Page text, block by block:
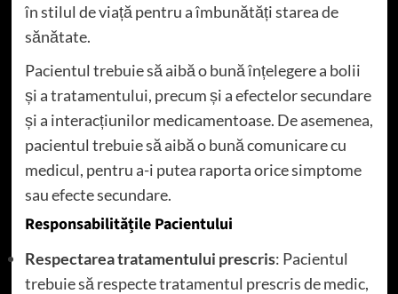
în stilul de viață pentru a îmbunătăți starea de
sănătate.
Pacientul trebuie să aibă o bună înțelegere a bolii
și a tratamentului, precum și a efectelor secundare
și a interacțiunilor medicamentoase. De asemenea,
pacientul trebuie să aibă o bună comunicare cu
medicul, pentru a-i putea raporta orice simptome
sau efecte secundare.
Responsabilitățile Pacientului
Respectarea tratamentului prescris: Pacientul
trebuie să respecte tratamentul prescris de medic,